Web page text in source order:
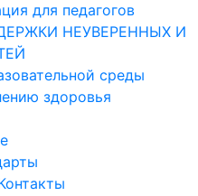
для педагогов
НЕУВЕРЕННЫХ И
среды
здоровья